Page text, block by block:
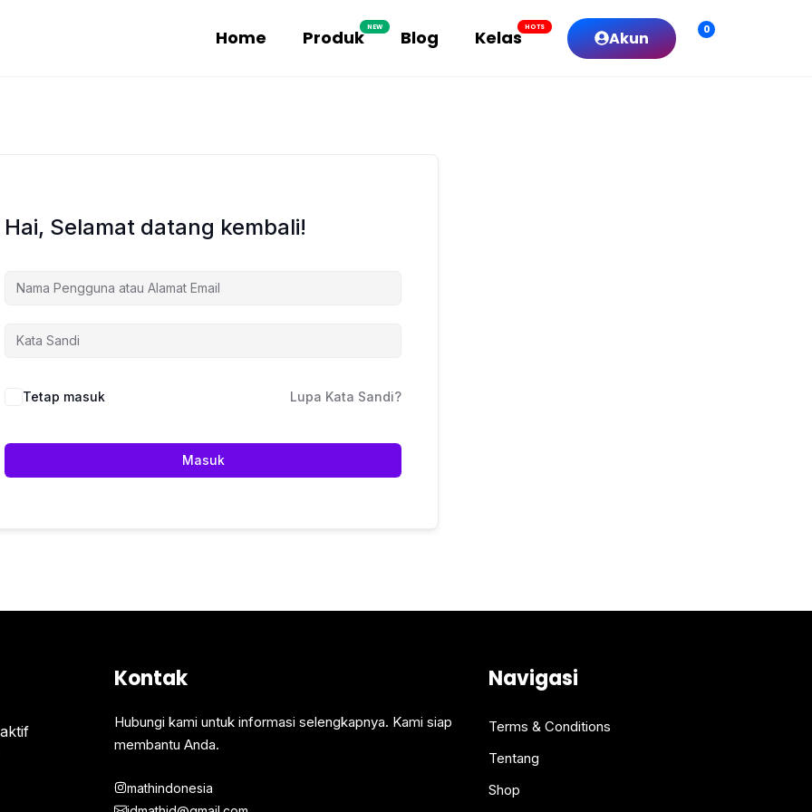
Home Produk NEW Blog Kelas HOTS
Akun 0
Hai, Selamat datang kembali!
Tetap masuk Lupa Kata Sandi?
Masuk
Kontak
Hubungi kami untuk informasi selengkapnya. Kami siap
membantu Anda.
mathindonesia
Navigasi
Terms & Conditions
Tentang
Shop